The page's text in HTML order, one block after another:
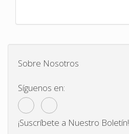
Sobre Nosotros
Síguenos en:
¡Suscríbete a Nuestro Boletín!